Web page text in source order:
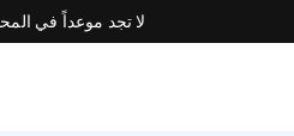
لا تجد موعداً في